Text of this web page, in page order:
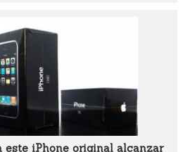
este iPhone original alcanzar